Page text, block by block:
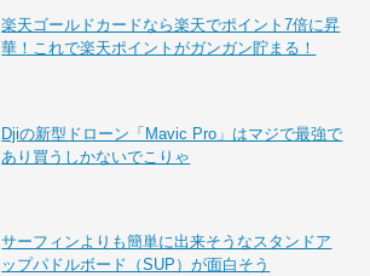
楽天ゴールドカードなら楽天でポイント7倍に昇
華！これで楽天ポイントがガンガン貯まる！
Djiの新型ドローン「Mavic Pro」はマジで最強で
あり買うしかないでこりゃ
サーフィンよりも簡単に出来そうなスタンドア
ップパドルボード（SUP）が面白そう